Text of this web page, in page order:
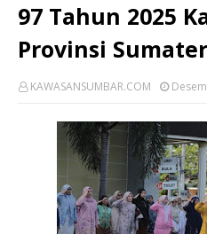
97 Tahun 2025
Provinsi
KAWASANSUMBAR.COM